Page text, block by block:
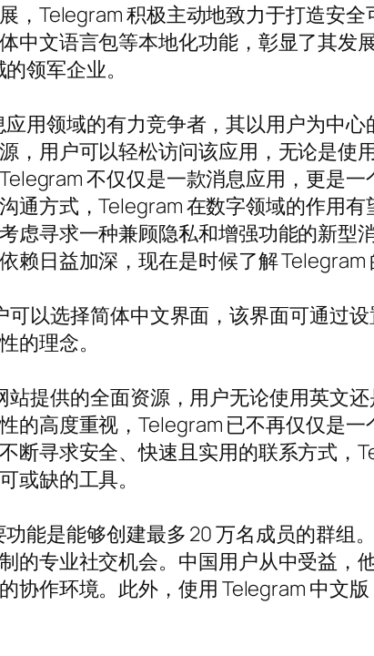
，Telegram 积极主动地致力于打造安
中文语言包等本地化功能，彰显了其
领军企业。
用领域的有力竞争者，其以用户为中
，用户可以轻松访问该应用，无论是
不仅仅是一款消息应用，更是
通方式，Telegram 在数字领域的作用
虑寻求一种兼顾隐私和增强功能的新
赖日益加深，现在是时候了解
可以选择简体中文界面，该界面可通过
的理念。
站提供的全面资源，用户无论使用英文
的高度重视，Telegram 已不再仅仅是
断寻求安全、快速且实用的联系方式
或缺的工具。
能是能够创建最多 20 万名成员的群组
的专业社交机会。中国用户从中受益
协作环境。此外，使用 Telegram 中文